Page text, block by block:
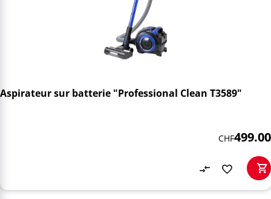
Aspirateur sur batterie "Professional Clean T3589"
CHF499.00